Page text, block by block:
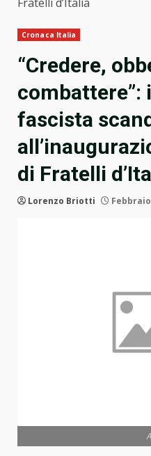
Cronaca Italia
“Credere,
combattere”:
fascista
di Fratelli
Lorenzo Briotti Febbraio